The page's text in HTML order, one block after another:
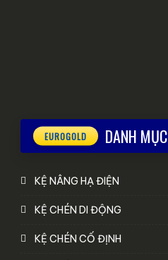
DANH MỤC
KỆ NÂNG HẠ ĐIỆN
KỆ CHÉN DI ĐỘNG
KỆ CHÉN CỐ ĐỊNH